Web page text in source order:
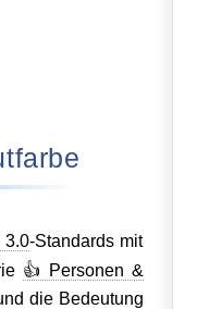
3.0-Standards mit
👍 Personen &
die Bedeutung